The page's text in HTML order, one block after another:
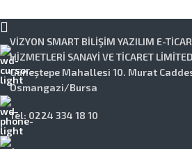
VİZYON SMART BİLİŞİM YAZILIM E-
HİZMETLERİ SANAYİ VE TİCARET
Güneştepe Mahallesi 10. Murat
Osmangazi/Bursa
Tel: 0224 334 18 10